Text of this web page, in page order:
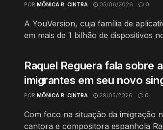
POR MÔNICA R. CINTRA 05/06/2026 0
A YouVersion, cuja família de
em mais de 1 bilhão de dispositivos
Raquel Reguera fala sobre
imigrantes em seu novo
POR MÔNICA R. CINTRA 29/05/2026 0
Com foco na situação da imigração
cantora e compositora espanhola